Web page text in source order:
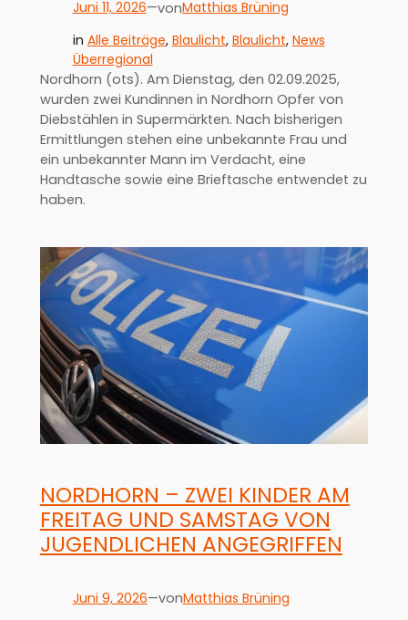
Juni 11, 2026—vonMatthias Brüning
in Alle Beiträge, Blaulicht, Blaulicht, News
Überregional
Nordhorn (ots). Am Dienstag, den 02.09.2025,
wurden zwei Kundinnen in Nordhorn Opfer von
Diebstählen in Supermärkten. Nach bisherigen
Ermittlungen stehen eine unbekannte Frau und
ein unbekannter Mann im Verdacht, eine
Handtasche sowie eine Brieftasche entwendet zu
haben.
NORDHORN – ZWEI KINDER AM
FREITAG UND SAMSTAG VON
JUGENDLICHEN ANGEGRIFFEN
Juni 9, 2026—vonMatthias Brüning